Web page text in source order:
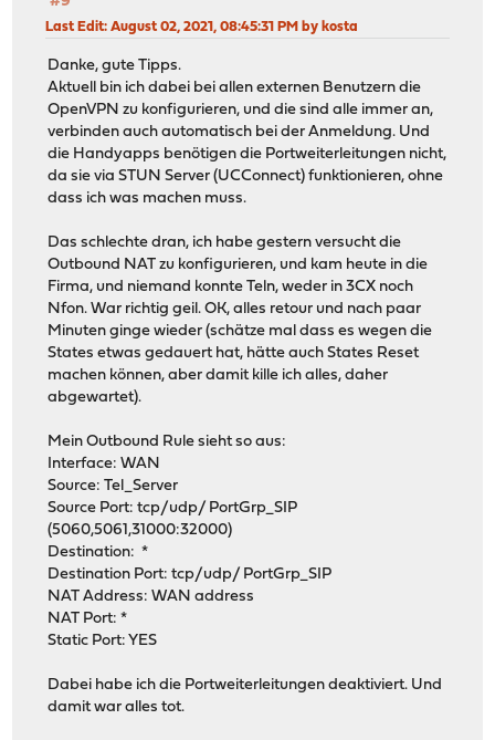
Last Edit: August 02, 2021, 08:45:31 PM by kosta
Danke, gute Tipps.
Aktuell bin ich dabei bei allen externen Benutzern die
OpenVPN zu konfigurieren, und die sind alle immer an,
verbinden auch automatisch bei der Anmeldung. Und
die Handyapps benötigen die Portweiterleitungen nicht,
da sie via STUN Server (UCConnect) funktionieren, ohne
dass ich was machen muss.
Das schlechte dran, ich habe gestern versucht die
Outbound NAT zu konfigurieren, und kam heute in die
Firma, und niemand konnte Teln, weder in 3CX noch
Nfon. War richtig geil. OK, alles retour und nach paar
Minuten ginge wieder (schätze mal dass es wegen die
States etwas gedauert hat, hätte auch States Reset
machen können, aber damit kille ich alles, daher
abgewartet).
Mein Outbound Rule sieht so aus:
Interface: WAN
Source: Tel_Server
Source Port: tcp/udp/ PortGrp_SIP
(5060,5061,31000:32000)
Destination: *
Destination Port: tcp/udp/ PortGrp_SIP
NAT Address: WAN address
NAT Port: *
Static Port: YES
Dabei habe ich die Portweiterleitungen deaktiviert. Und
damit war alles tot.